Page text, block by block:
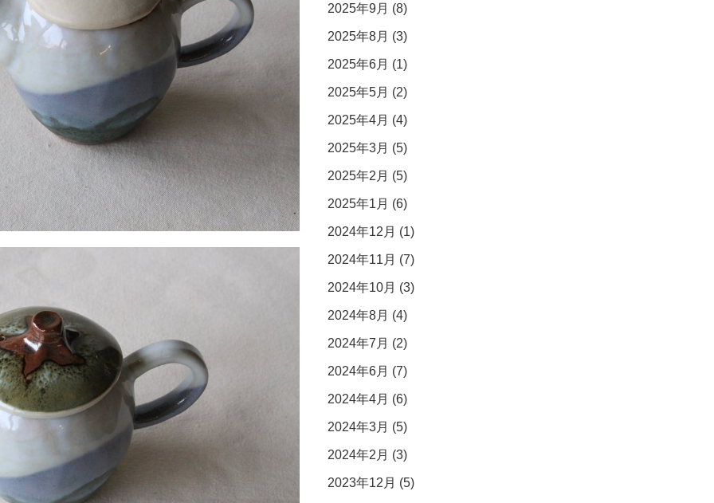
2025年9月 (8)
2025年8月 (3)
2025年6月 (1)
2025年5月 (2)
2025年4月 (4)
2025年3月 (5)
2025年2月 (5)
2025年1月 (6)
2024年12月 (1)
2024年11月 (7)
2024年10月 (3)
2024年8月 (4)
2024年7月 (2)
2024年6月 (7)
2024年4月 (6)
2024年3月 (5)
2024年2月 (3)
2023年12月 (5)